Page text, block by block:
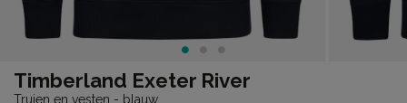
Timberland Exeter River
Truien en vesten - blauw